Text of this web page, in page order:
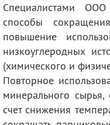
Специалистами ООО
способы
повышение
низкоуглеродных
(химического и
Повторное
минерального
счет снижения